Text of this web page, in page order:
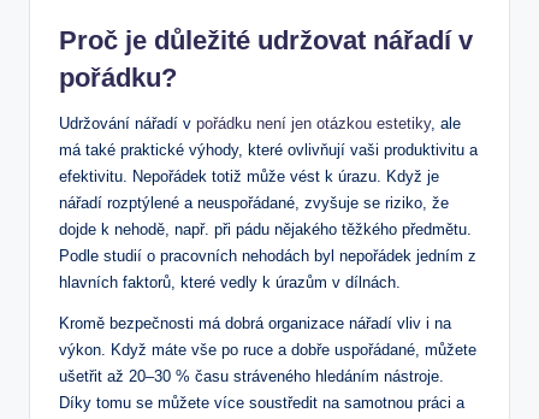
Proč je důležité udržovat nářadí v
pořádku?
Udržování nářadí v pořádku není jen otázkou estetiky, ale
má také praktické výhody, které ovlivňují vaši produktivitu a
efektivitu. Nepořádek totiž může vést k úrazu. Když je
nářadí rozptýlené a neuspořádané, zvyšuje se riziko, že
dojde k nehodě, např. při pádu nějakého těžkého předmětu.
Podle studií o pracovních nehodách byl nepořádek jedním z
hlavních faktorů, které vedly k úrazům v dílnách.
Kromě bezpečnosti má dobrá organizace nářadí vliv i na
výkon. Když máte vše po ruce a dobře uspořádané, můžete
ušetřit až 20–30 % času stráveného hledáním nástroje.
Díky tomu se můžete více soustředit na samotnou práci a